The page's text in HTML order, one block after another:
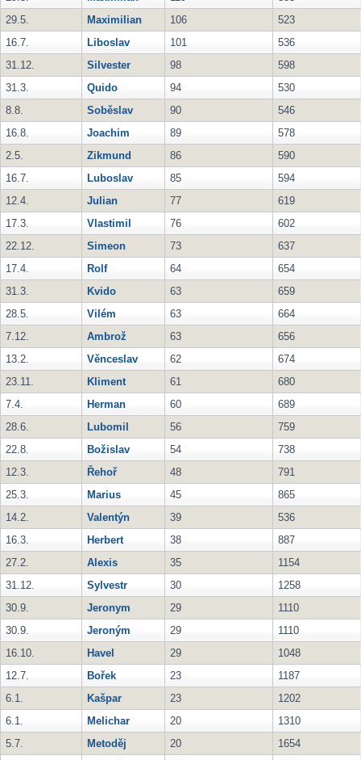
29.5.
Maximilian 106
523
16.7.
Liboslav 101
536
31.12.
Silvester 98
598
31.3.
Quido 94
530
8.8.
Soběslav 90
546
16.8.
Joachim 89
578
2.5.
Zikmund 86
590
16.7.
Luboslav 85
594
12.4.
Julian 77
619
17.3.
Vlastimil 76
602
22.12.
Simeon 73
637
17.4.
Rolf 64
654
31.3.
Kvido 63
659
28.5.
Vilém 63
664
7.12.
Ambrož 63
656
13.2.
Věnceslav 62
674
23.11.
Kliment 61
680
7.4.
Herman 60
689
28.6.
Lubomil 56
759
22.8.
Božislav 54
738
12.3.
Řehoř 48
791
25.3.
Marius 45
865
14.2.
Valentýn 39
536
16.3.
Herbert 38
887
27.2.
Alexis 35
1154
31.12.
Sylvestr 30
1258
30.9.
Jeronym 29
1110
30.9.
Jeroným 29
1110
16.10.
Havel 29
1048
12.7.
Bořek 23
1187
6.1.
Kašpar 23
1202
6.1.
Melichar 20
1310
5.7.
Metoděj 20
1654